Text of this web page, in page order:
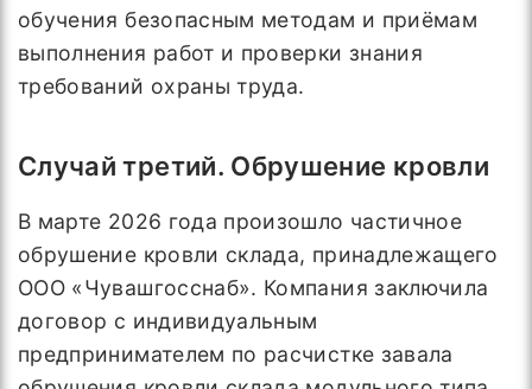
обучения безопасным методам и приёмам
выполнения работ и проверки знания
требований охраны труда.
Случай третий. Обрушение кровли
В марте 2026 года произошло частичное
обрушение кровли склада, принадлежащего
ООО «Чувашгосснаб». Компания заключила
договор с индивидуальным
предпринимателем по расчистке завала